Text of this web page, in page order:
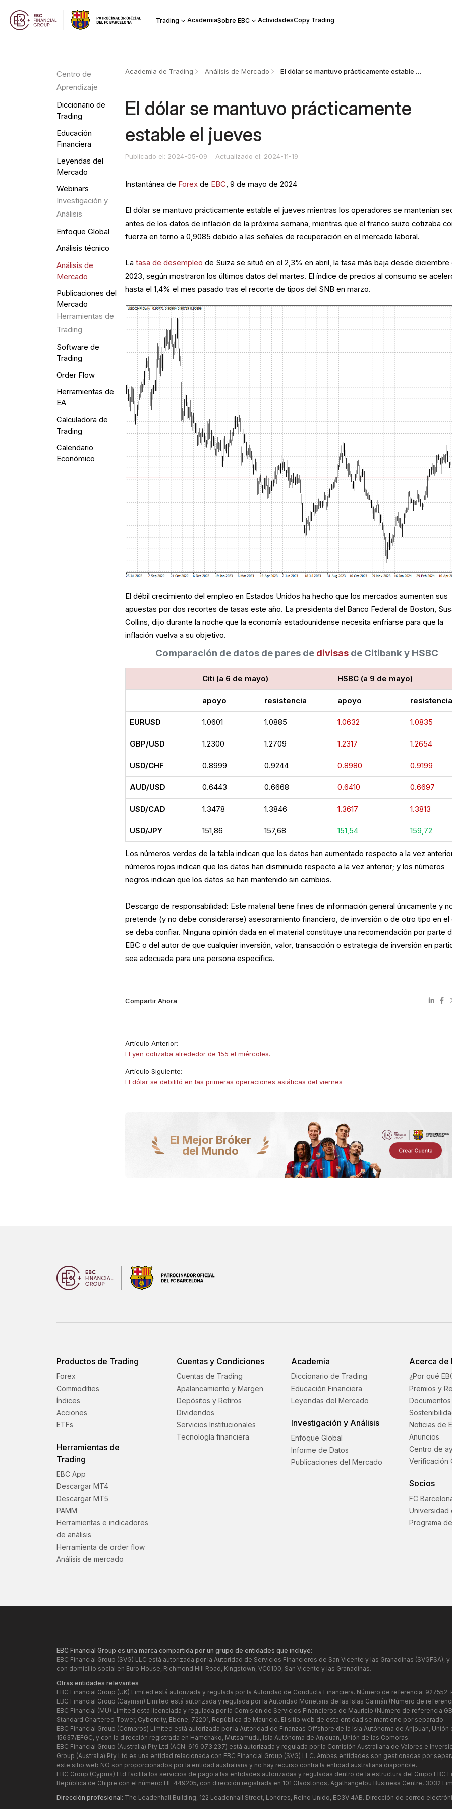
Trading AcademiaSobre EBC ActividadesCopy Trading
Centro de
Aprendizaje
Diccionario de
Trading
Educación
Financiera
Leyendas del
Mercado
Webinars
Investigación y
Análisis
Enfoque Global
Análisis técnico
Análisis de
Mercado
Publicaciones del
Mercado
Herramientas de
Trading
Software de
Trading
Order Flow
Herramientas de
EA
Calculadora de
Trading
Calendario
Económico
Academia de Trading Análisis de Mercado El dólar se mantuvo prácticamente estable el jueves
El dólar se mantuvo prácticamente
estable el jueves
Publicado el: 2024-05-09 Actualizado el: 2024-11-19
Instantánea de Forex de EBC , 9 de mayo de 2024
El dólar se mantuvo prácticamente estable el jueves mientras los operadores se mantenían
antes de los datos de inflación de la próxima semana, mientras que el franco suizo cotizaba
fuerza en torno a 0,9085 debido a las señales de recuperación en el mercado laboral.
Latasa de desempleo de Suiza se situó en el 2,3% en abril, la tasa más baja desde diciembre
2023, según mostraron los últimos datos del martes. El índice de precios al consumo se
hasta el 1,4% el mes pasado tras el recorte de tipos del SNB en marzo.
El débil crecimiento del empleo en Estados Unidos ha hecho que los mercados aumenten sus
apuestas por dos recortes de tasas este año. La presidenta del Banco Federal de Boston,
Collins, dijo durante la noche que la economía estadounidense necesita enfriarse para que la
inflación vuelva a su objetivo.
Comparación de datos de pares de divisas de Citibank y HSBC
Citi (a 6 de mayo) HSBC (a 9 de mayo)
apoyo resistencia apoyo resistencia
EURUSD 1.0601 1.0885 1.0632 1.0835
GBP/USD 1.2300 1.2709 1.2317 1.2654
USD/CHF 0.8999 0.9244 0.8980 0.9199
AUD/USD 0.6443 0.6668 0.6410 0.6697
USD/CAD 1.3478 1.3846 1.3617 1.3813
USD/JPY 151,86 157,68 151,54 159,72
Los números verdes de la tabla indican que los datos han aumentado respecto a la vez
números rojos indican que los datos han disminuido respecto a la vez anterior; y los números
negros indican que los datos se han mantenido sin cambios.
Descargo de responsabilidad: Este material tiene fines de información general únicamente y
pretende (y no debe considerarse) asesoramiento financiero, de inversión o de otro tipo en el
se deba confiar. Ninguna opinión dada en el material constituye una recomendación por parte
EBC o del autor de que cualquier inversión, valor, transacción o estrategia de inversión en
sea adecuada para una persona específica.
Compartir Ahora
Artículo Anterior:
El yen cotizaba alrededor de 155 el miércoles.
Artículo Siguiente:
El dólar se debilitó en las primeras operaciones asiáticas del viernes
El Mejor Bróker
del Mundo
Crear Cuenta
Productos de Trading
Forex
Commodities
Índices
Acciones
ETFs
Herramientas de
Trading
EBC App
Descargar MT4
Descargar MT5
PAMM
Herramientas e indicadores
de análisis
Herramienta de order flow
Análisis de mercado
Cuentas y Condiciones
Cuentas de Trading
Apalancamiento y Margen
Depósitos y Retiros
Dividendos
Servicios Institucionales
Tecnología financiera
Academia
Diccionario de Trading
Educación Financiera
Leyendas del Mercado
Investigación y Análisis
Enfoque Global
Informe de Datos
Publicaciones del Mercado
Acerca de
¿Por qué
Premios y
Noticias de
Anuncios
Centro de
Verificación
Socios
FC
Universidad
Programa
EBC Financial Group es una marca compartida por un grupo de entidades que incluye:
EBC Financial Group (SVG) LLC está autorizada por la Autoridad de Servicios Financieros de San Vicente y las Granadinas
con domicilio social en Euro House, Richmond Hill Road, Kingstown, VC0100, San Vicente y las Granadinas.
Otras entidades relevantes
EBC Financial Group (UK) Limited está autorizada y regulada por la Autoridad de Conducta Financiera. Número de referencia: 927552.
EBC Financial Group (Cayman) Limited está autorizada y regulada por la Autoridad Monetaria de las Islas Caimán (Número de
EBC Financial (MU) Limited está licenciada y regulada por la Comisión de Servicios Financieros de Mauricio (Número de referencia
Standard Chartered Tower, Cybercity, Ebene, 72201, República de Mauricio. El sitio web de esta entidad se mantiene por separado.
EBC Financial Group (Comoros) Limited está autorizada por la Autoridad de Finanzas Offshore de la Isla Autónoma de Anjouan,
15637/EFGC, y con la dirección registrada en Hamchako, Mutsamudu, Isla Autónoma de Anjouan, Unión de las Comoras.
EBC Financial Group (Australia) Pty Ltd (ACN: 619 073 237) está autorizada y regulada por la Comisión Australiana de Valores e
Group (Australia) Pty Ltd es una entidad relacionada con EBC Financial Group (SVG) LLC. Ambas entidades son gestionadas por
este sitio web NO son proporcionados por la entidad australiana y no hay recurso contra la entidad australiana disponible.
EBC Group (Cyprus) Ltd facilita los servicios de pago a las entidades autorizadas y reguladas dentro de la estructura del Grupo EBC
República de Chipre con el número: HE 449205, con dirección registrada en 101 Gladstonos, Agathangelou Business Centre, 3032
Dirección profesional: The Leadenhall Building, 122 Leadenhall Street, Londres, Reino Unido, EC3V 4AB. Dirección de correo